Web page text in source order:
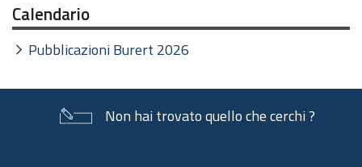
Calendario
Pubblicazioni Burert 2026
Non hai trovato quello che cerchi ?